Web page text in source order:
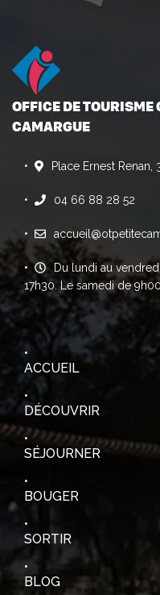
OFFICE DE TOURISME
CAMARGUE
Place Ernest
04 66 88 28 52
Du lundi au
17h30. Le samedi de
ACCUEIL
DÉCOUVRIR
SÉJOURNER
BOUGER
SORTIR
BLOG